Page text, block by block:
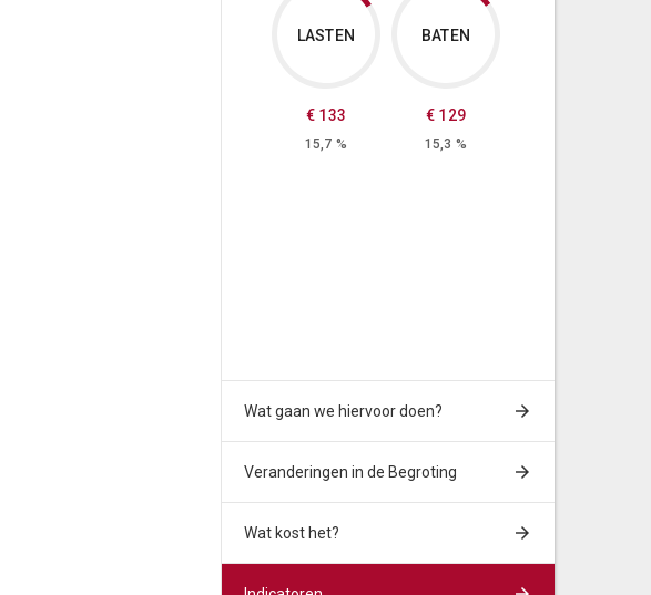
Wat gaan we hiervoor doen?
Veranderingen in de Begroting
Wat kost het?
LASTEN
€ 133
15,7 %
BATEN
€ 129
15,3 %